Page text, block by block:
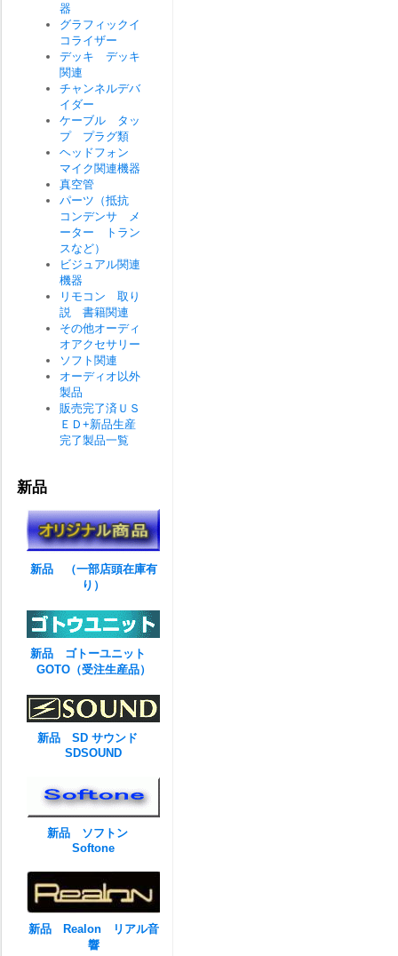
器
グラフィックイ
コライザー
デッキ デッキ
関連
チャンネルデバ
イダー
ケーブル タッ
プ プラグ類
ヘッドフォン
マイク関連機器
真空管
パーツ（抵抗
コンデンサ メ
ーター トラン
スなど）
ビジュアル関連
機器
リモコン 取り
説 書籍関連
その他オーディ
オアクセサリー
ソフト関連
オーディオ以外
製品
販売完了済ＵＳ
ＥＤ+新品生産
完了製品一覧
新品
新品 （一部店頭在庫有
り）
新品 ゴトーユニット
GOTO（受注生産品）
新品 SD サウンド
SDSOUND
新品 ソフトン
Softone
新品 Realon リアル音
響